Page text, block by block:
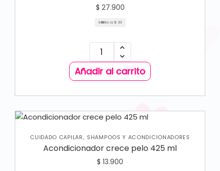
$ 27.900
Mililitro a: $ 33
Añadir al carrito
CUIDADO CAPILAR, SHAMPOOS Y ACONDICIONADORES
Acondicionador crece pelo 425 ml
$ 13.900